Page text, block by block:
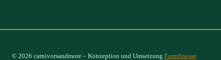
© 2026 carnivorsandmore – Konzeption und Umsetzung Formfinesse